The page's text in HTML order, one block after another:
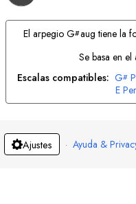
El arpegioG#aug tiene la
Se basa en
Escalas compatibles: G#
E
Ajustes · Ayuda &